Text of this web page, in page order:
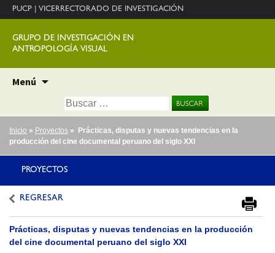
PUCP VICERRECTORADO DE INVESTIGACIÓN
GRUPO DE INVESTIGACIÓN EN
ANTROPOLOGÍA VISUAL
Menú
contenido
Buscar:
Inicio » Proyectos » Prácticas, disputas y nuevas tendencias en la
producción del cine documental peruano del siglo XXI
PROYECTOS
REGRESAR
Prácticas, disputas y nuevas tendencias en la producción
del cine documental peruano del siglo XXI